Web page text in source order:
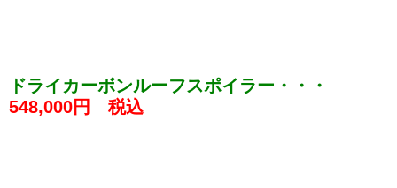
ドライカーボンルーフスポイラー・・・
548,000円 税込